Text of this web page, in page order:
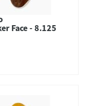
Face - 8.125